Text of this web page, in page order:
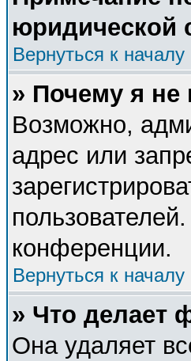
юридической
Вернуться к началу
» Почему я не
Возможно,
адрес или
конференции.
Вернуться к началу
» Что делает
Она удаляет